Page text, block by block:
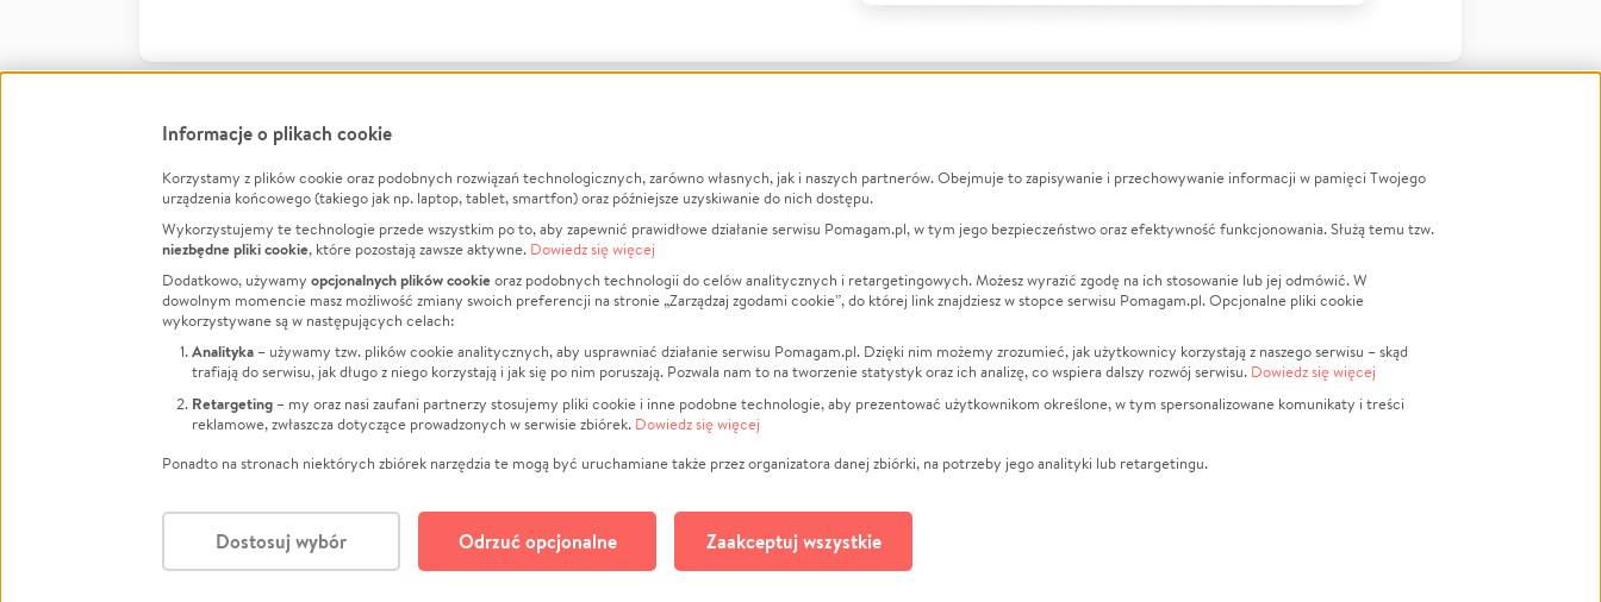
FacebookTwitter Instagram
LinkedInTikTok Youtube
Informacje
Jak to działa?
Regulamin
Polityka Prywatności
Kontakt
Porównanie serwisów
Polityka plików cookie
Zarządzaj zgodami cookie
O nas
Opinie
Raporty
Za darmo
Dla NGO
Fundacja Pomagam.pl
Zbieraj na
Leczenie
Zwierzęta
Pożar
Sport
Pomoc Finansowa
Pogrzeb
LGBTQ+
Powódź
Wichura
Religia
Edukacja
Polski
Informacje o plikach cookie
Korzystamy z plików cookie oraz podobnych rozwiązań technologicznych, zarówno własnych, jak i naszych partnerów. Obejmuje to zapisywanie i przechowywanie informacji w pamięci Twojego
urządzenia końcowego (takiego jak np. laptop, tablet, smartfon) oraz późniejsze uzyskiwanie do nich dostępu.
Wykorzystujemy te technologie przede wszystkim po to, aby zapewnić prawidłowe działanie serwisu Pomagam.pl, w tym jego bezpieczeństwo oraz efektywność funkcjonowania. Służą temu tzw.
niezbędne pliki cookie, które pozostają zawsze aktywne. Dowiedz się więcej
Dodatkowo, używamy opcjonalnych plików cookieoraz podobnych technologii do celów analitycznych i retargetingowych. Możesz wyrazić zgodę na ich stosowanie lub jej odmówić. W
dowolnym momencie masz możliwość zmiany swoich preferencji na stronie „Zarządzaj zgodami cookie”, do której link znajdziesz w stopce serwisu Pomagam.pl. Opcjonalne pliki cookie
wykorzystywane są w następujących celach:
Analityka – używamy tzw. plików cookie analitycznych, aby usprawniać działanie serwisu Pomagam.pl. Dzięki nim możemy zrozumieć, jak użytkownicy korzystają z naszego serwisu – skąd
trafiają do serwisu, jak długo z niego korzystają i jak się po nim poruszają. Pozwala nam to na tworzenie statystyk oraz ich analizę, co wspiera dalszy rozwój serwisu. Dowiedz się więcej
Retargeting – my oraz nasi zaufani partnerzy stosujemy pliki cookie i inne podobne technologie, aby prezentować użytkownikom określone, w tym spersonalizowane komunikaty i treści
reklamowe, zwłaszcza dotyczące prowadzonych w serwisie zbiórek. Dowiedz się więcej
Ponadto na stronach niektórych zbiórek narzędzia te mogą być uruchamiane także przez organizatora danej zbiórki, na potrzeby jego analityki lub retargetingu.
Dostosuj wybór Odrzuć opcjonalne Zaakceptuj wszystkie